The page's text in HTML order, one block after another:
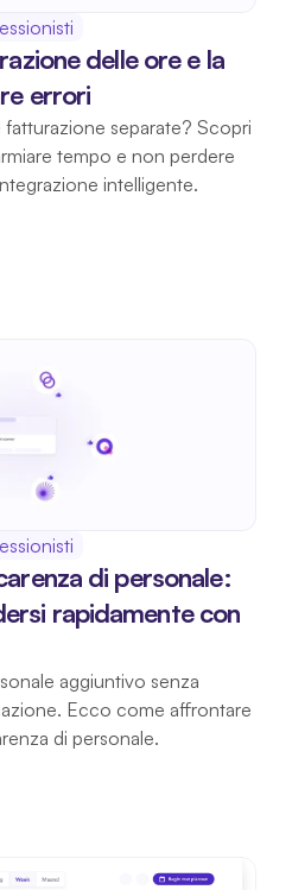
delle ore e la
errori
separate? Scopri
tempo e non perdere
intelligente.
di personale:
rapidamente con
aggiuntivo senza
Ecco come affrontare
di personale.